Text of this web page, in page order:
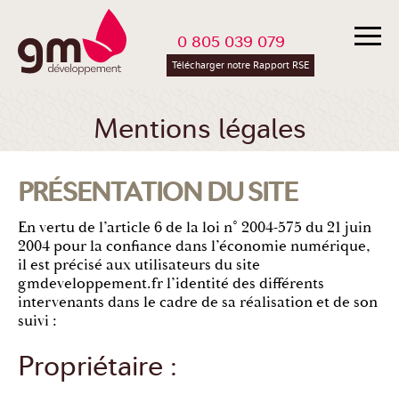
0 805 039 079
Télécharger notre Rapport RSE
Mentions légales
PRÉSENTATION DU SITE
En vertu de l’article 6 de la loi n° 2004-575 du 21 juin
2004 pour la confiance dans l’économie numérique,
il est précisé aux utilisateurs du site
gmdeveloppement.fr l’identité des différents
intervenants dans le cadre de sa réalisation et de son
suivi :
Propriétaire :